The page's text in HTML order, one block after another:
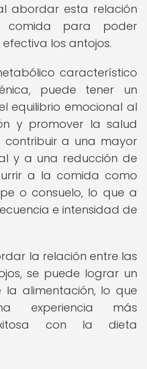
abordar esta relación
comida para poder
los antojos.
característico
puede tener un
equilibrio emocional al
y promover la salud
contribuir a una mayor
y a una reducción de
a la comida como
o consuelo, lo que a
e intensidad de
la relación entre las
se puede lograr un
alimentación, lo que
experiencia más
con la dieta